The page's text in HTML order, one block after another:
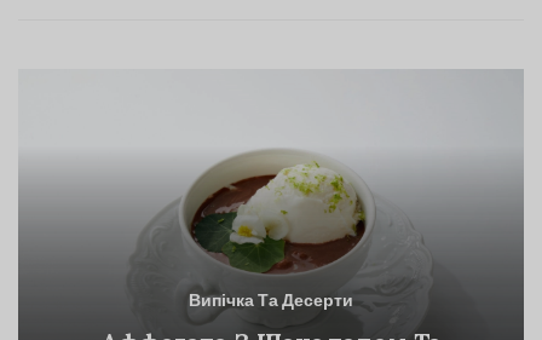
Випічка Та Десерти